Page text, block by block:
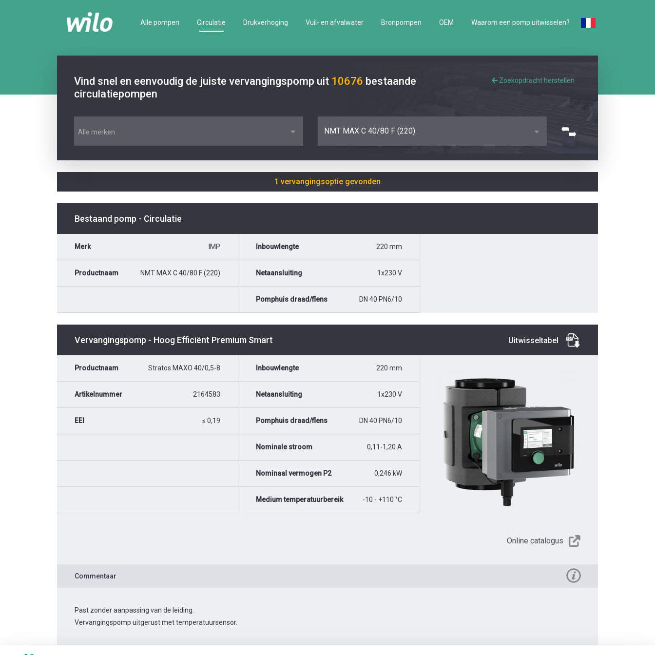
Alle pompen Circulatie Drukverhoging Vuil- en afvalwater Bronpompen OEM Waarom een pomp uitwisselen?
Vind snel en eenvoudig de juiste vervangingspomp uit 10676 bestaande
circulatiepompen
Zoekopdracht herstellen
Alle merken NMT MAX C 40/80 F (220)
1 vervangingsoptie gevonden
Bestaand pomp - Circulatie
Merk IMP
Productnaam NMT MAX C 40/80 F (220)
Inbouwlengte 220 mm
Netaansluiting 1x230 V
Pomphuis draad/flens DN 40 PN6/10
Vervangingspomp - Hoog Efficiënt Premium Smart Uitwisseltabel
Productnaam Stratos MAXO 40/0,5-8
Artikelnummer 2164583
EEI ≤ 0,19
Inbouwlengte 220 mm
Netaansluiting 1x230 V
Pomphuis draad/flens DN 40 PN6/10
Nominale stroom 0,11-1,20 A
Nominaal vermogen P2 0,246 kW
Medium temperatuurbereik -10 - +110 °C
Online catalogus
Commentaar
Past zonder aanpassing van de leiding.
Vervangingspomp uitgerust met temperatuursensor.